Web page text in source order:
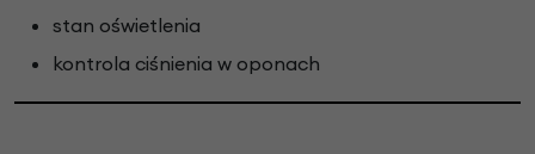
stan oświetlenia
kontrola ciśnienia w oponach